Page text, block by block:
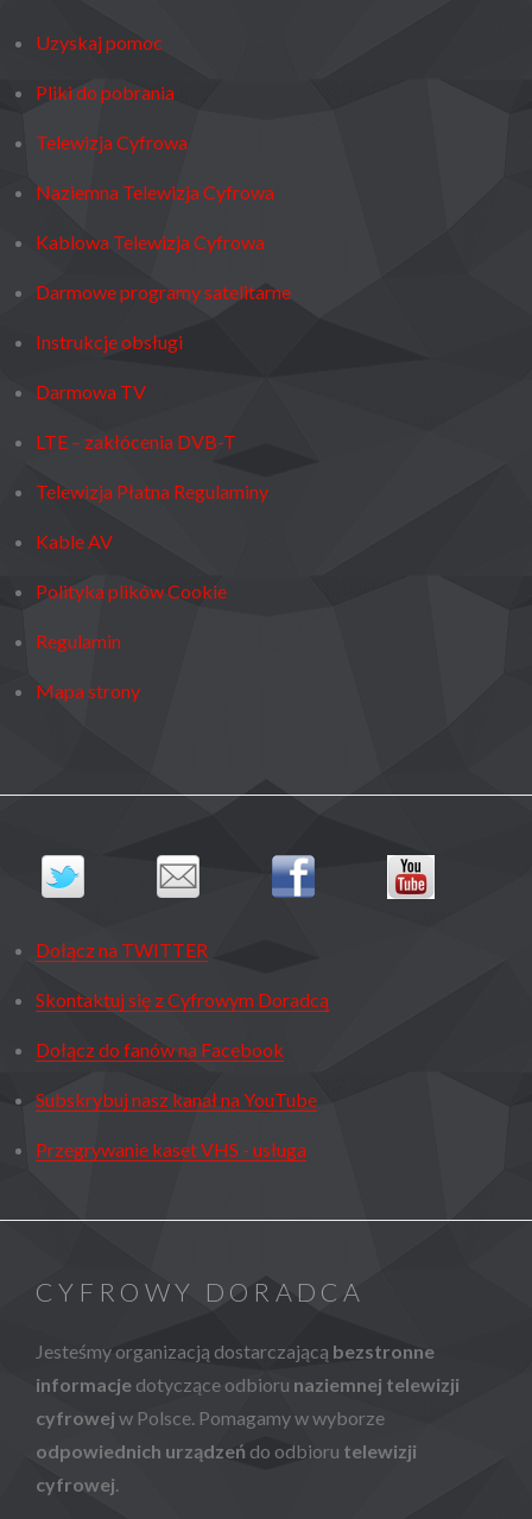
Uzyskaj pomoc
Pliki do pobrania
Telewizja Cyfrowa
Naziemna Telewizja Cyfrowa
Kablowa Telewizja Cyfrowa
Darmowe programy satelitarne
Instrukcje obsługi
Darmowa TV
LTE – zakłócenia DVB-T
Telewizja Płatna Regulaminy
Kable AV
Polityka plików Cookie
Regulamin
Mapa strony
Dołącz na TWITTER
Skontaktuj się z Cyfrowym Doradcą
Dołącz do fanów na Facebook
Subskrybuj nasz kanał na YouTube
Przegrywanie kaset VHS - usługa
CYFROWY DORADCA
Jesteśmy organizacją dostarczającą bezstronne
informacje dotyczące odbioru naziemnej telewizji
cyfrowej w Polsce. Pomagamy w wyborze
odpowiednich urządzeń do odbioru telewizji
cyfrowej.